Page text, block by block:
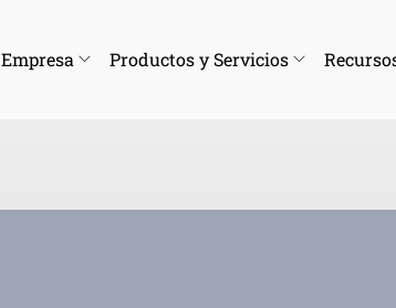
Empresa Productos y Servicios